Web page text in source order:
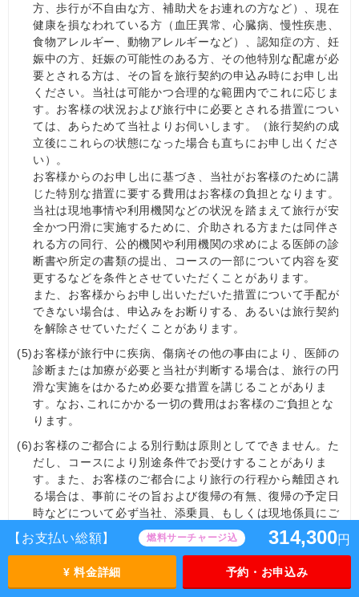
【お支払い総額】 燃料サーチャージ込 314,300円
¥ 料金詳細 予約・お申込み
方、歩行が不自由な方、補助犬をお連れの方など）、現在
健康を損なわれている方（血圧異常、心臓病、慢性疾患、
食物アレルギー、動物アレルギーなど）、認知症の⽅、妊
娠中の方、妊娠の可能性のある方、その他特別な配慮が必
要とされる方は、その旨を旅行契約の申込み時にお申し出
ください。当社は可能かつ合理的な範囲内でこれに応じま
す。お客様の状況および旅行中に必要とされる措置につい
ては、あらためて当社よりお伺いします。（旅行契約の成
立後にこれらの状態になった場合も直ちにお申し出くださ
い）。
お客様からのお申し出に基づき、当社がお客様のために講
じた特別な措置に要する費用はお客様の負担となります。
当社は現地事情や利用機関などの状況を踏まえて旅行が安
全かつ円滑に実施するために、介助される方または同伴さ
れる方の同行、公的機関や利用機関の求めによる医師の診
断書や所定の書類の提出、コースの一部について内容を変
更するなどを条件とさせていただくことがあります。
また、お客様からお申し出いただいた措置について手配が
できない場合は、申込みをお断りする、あるいは旅行契約
を解除させていただくことがあります。
(5)お客様が旅行中に疾病、傷病その他の事由により、医師の
診断または加療が必要と当社が判断する場合は、旅行の円
滑な実施をはかるため必要な措置を講じることがありま
す。なお､これにかかる一切の費用はお客様のご負担とな
ります。
(6)お客様のご都合による別行動は原則としてできません。た
だし、コースにより別途条件でお受けすることがありま
す。また、お客様のご都合により旅行の行程から離団され
る場合は、事前にその旨および復帰の有無、復帰の予定日
時などについて必ず当社、添乗員、もしくは現地係員にご
連絡いただきます。
(7)お客様がホテル、観光地等において指定された集合場所、
集合時間に無連絡で集合せず、捜索する事態が生じた場
合、当社は安全確保の観点から、同行者の有無にかかわら